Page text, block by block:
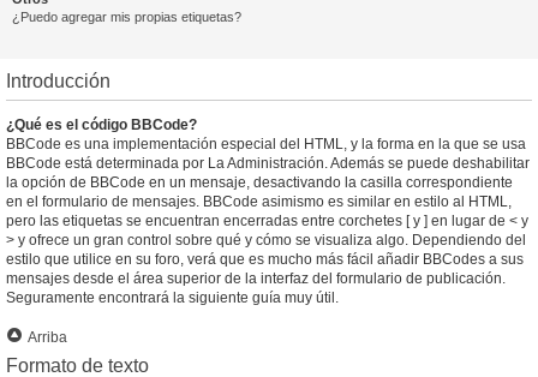
¿Puedo agregar mis propias etiquetas?
Introducción
¿Qué es el código BBCode?
BBCode es una implementación especial del HTML, y la forma en la que se usa
BBCode está determinada por La Administración. Además se puede deshabilitar
la opción de BBCode en un mensaje, desactivando la casilla correspondiente
en el formulario de mensajes. BBCode asimismo es similar en estilo al HTML,
pero las etiquetas se encuentran encerradas entre corchetes [ y ] en lugar de < y
> y ofrece un gran control sobre qué y cómo se visualiza algo. Dependiendo del
estilo que utilice en su foro, verá que es mucho más fácil añadir BBCodes a sus
mensajes desde el área superior de la interfaz del formulario de publicación.
Seguramente encontrará la siguiente guía muy útil.
Arriba
Formato de texto